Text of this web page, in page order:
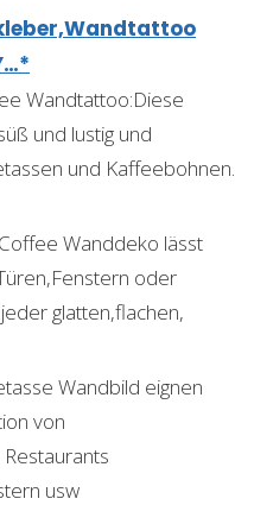
Wandtattoo:Diese
und lustig und
und Kaffeebohnen.
Wanddeko lässt
oder
glatten,flachen,
Wandbild eignen
von
usw